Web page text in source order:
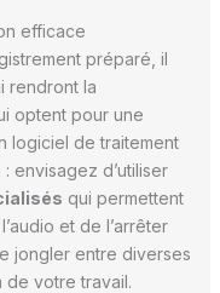
efficace
préparé, il
rendront la
optent pour une
logiciel de traitement
envisagez d’utiliser
qui permettent
et de l’arrêter
jongler entre diverses
de votre travail.